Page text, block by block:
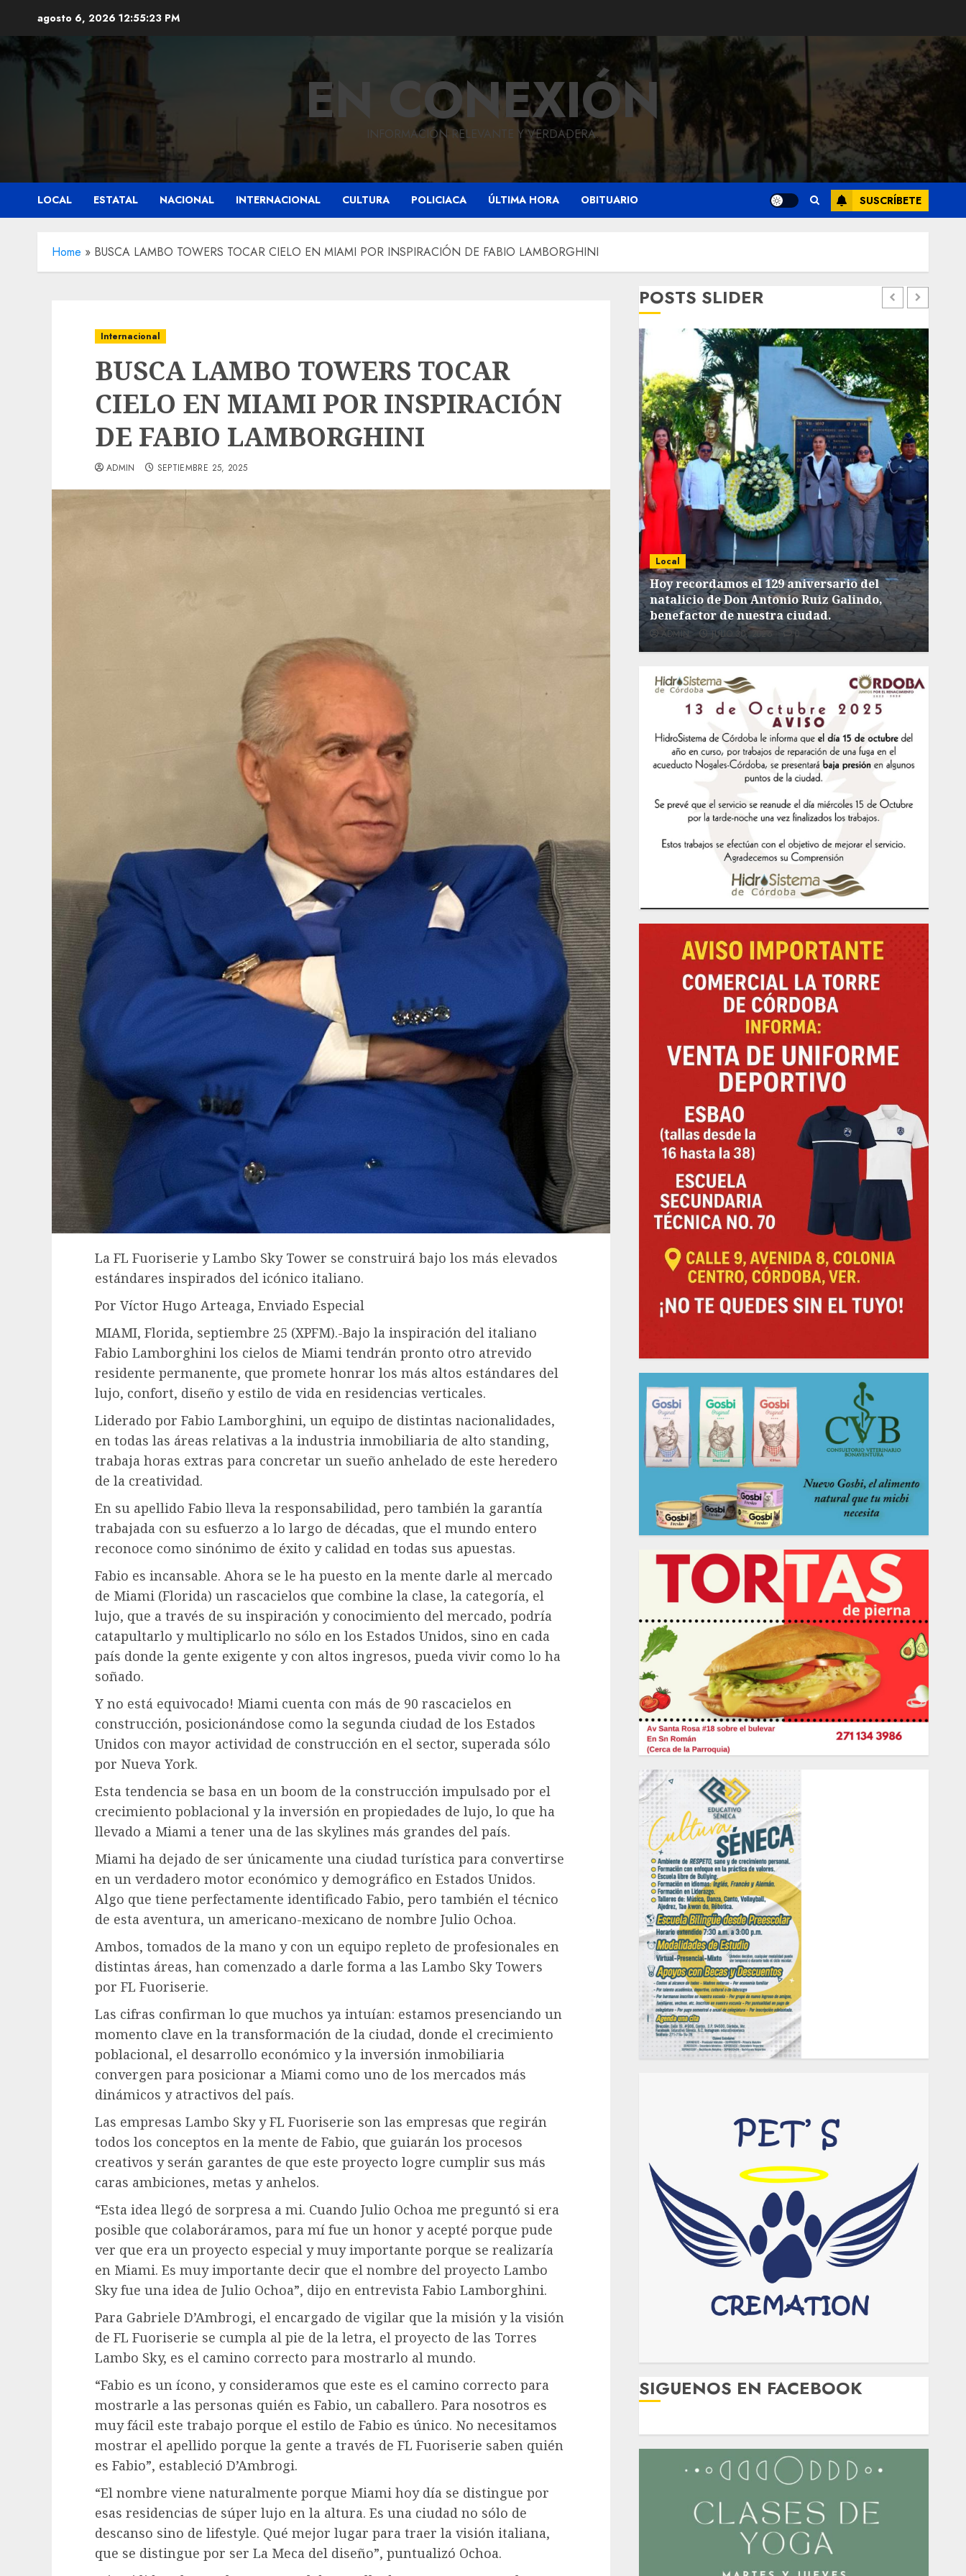
contenido
agosto 6, 2026 12:55:25 PM
EN CONEXIÓN
INFORMACIÓN RELEVANTE Y VERDADERA.
LOCAL ESTATAL NACIONAL INTERNACIONAL CULTURA POLICIACA ÚLTIMA HORA OBITUARIO SUSCRÍBETE
Home » BUSCA LAMBO TOWERS TOCAR CIELO EN MIAMI POR INSPIRACIÓN DE FABIO LAMBORGHINI
Internacional
BUSCA LAMBO TOWERS TOCAR
CIELO EN MIAMI POR INSPIRACIÓN
DE FABIO LAMBORGHINI
ADMIN SEPTIEMBRE 25, 2025
La FL Fuoriserie y Lambo Sky Tower se construirá bajo los más elevados
estándares inspirados del icónico italiano.
Por Víctor Hugo Arteaga, Enviado Especial
MIAMI, Florida, septiembre 25 (XPFM).-Bajo la inspiración del italiano
Fabio Lamborghini los cielos de Miami tendrán pronto otro atrevido
residente permanente, que promete honrar los más altos estándares del
lujo, confort, diseño y estilo de vida en residencias verticales.
Liderado por Fabio Lamborghini, un equipo de distintas nacionalidades,
en todas las áreas relativas a la industria inmobiliaria de alto standing,
trabaja horas extras para concretar un sueño anhelado de este heredero
de la creatividad.
En su apellido Fabio lleva la responsabilidad, pero también la garantía
trabajada con su esfuerzo a lo largo de décadas, que el mundo entero
reconoce como sinónimo de éxito y calidad en todas sus apuestas.
Fabio es incansable. Ahora se le ha puesto en la mente darle al mercado
de Miami (Florida) un rascacielos que combine la clase, la categoría, el
lujo, que a través de su inspiración y conocimiento del mercado, podría
catapultarlo y multiplicarlo no sólo en los Estados Unidos, sino en cada
país donde la gente exigente y con altos ingresos, pueda vivir como lo ha
soñado.
Y no está equivocado! Miami cuenta con más de 90 rascacielos en
construcción, posicionándose como la segunda ciudad de los Estados
Unidos con mayor actividad de construcción en el sector, superada sólo
por Nueva York.
Esta tendencia se basa en un boom de la construcción impulsado por el
crecimiento poblacional y la inversión en propiedades de lujo, lo que ha
llevado a Miami a tener una de las skylines más grandes del país.
Miami ha dejado de ser únicamente una ciudad turística para convertirse
en un verdadero motor económico y demográfico en Estados Unidos.
Algo que tiene perfectamente identificado Fabio, pero también el técnico
de esta aventura, un americano-mexicano de nombre Julio Ochoa.
Ambos, tomados de la mano y con un equipo repleto de profesionales en
distintas áreas, han comenzado a darle forma a las Lambo Sky Towers
por FL Fuoriserie.
Las cifras confirman lo que muchos ya intuían: estamos presenciando un
momento clave en la transformación de la ciudad, donde el crecimiento
poblacional, el desarrollo económico y la inversión inmobiliaria
convergen para posicionar a Miami como uno de los mercados más
dinámicos y atractivos del país.
Las empresas Lambo Sky y FL Fuoriserie son las empresas que regirán
todos los conceptos en la mente de Fabio, que guiarán los procesos
creativos y serán garantes de que este proyecto logre cumplir sus más
caras ambiciones, metas y anhelos.
“Esta idea llegó de sorpresa a mi. Cuando Julio Ochoa me preguntó si era
posible que colaboráramos, para mí fue un honor y acepté porque pude
ver que era un proyecto especial y muy importante porque se realizaría
en Miami. Es muy importante decir que el nombre del proyecto Lambo
Sky fue una idea de Julio Ochoa”, dijo en entrevista Fabio Lamborghini.
Para Gabriele D’Ambrogi, el encargado de vigilar que la misión y la visión
de FL Fuoriserie se cumpla al pie de la letra, el proyecto de las Torres
Lambo Sky, es el camino correcto para mostrarlo al mundo.
“Fabio es un ícono, y consideramos que este es el camino correcto para
mostrarle a las personas quién es Fabio, un caballero. Para nosotros es
muy fácil este trabajo porque el estilo de Fabio es único. No necesitamos
mostrar el apellido porque la gente a través de FL Fuoriserie saben quién
es Fabio”, estableció D’Ambrogi.
“El nombre viene naturalmente porque Miami hoy día se distingue por
esas residencias de súper lujo en la altura. Es una ciudad no sólo de
descanso sino de lifestyle. Qué mejor lugar para traer la visión italiana,
que se distingue por ser La Meca del diseño”, puntualizó Ochoa.
POSTS SLIDER
Obra de pavimentación de San Marcial será
Local
Hoy recordamos el 129 aniversario del
natalicio de Don Antonio Ruiz Galindo,
benefactor de nuestra ciudad.
ADMIN JULIO 30, 2026 0
SIGUENOS EN FACEBOOK